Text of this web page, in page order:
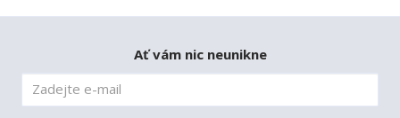
Ať vám nic neunikne